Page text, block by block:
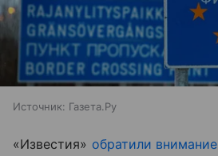
Источник: Газета.Ру
«Известия» обратили внимание